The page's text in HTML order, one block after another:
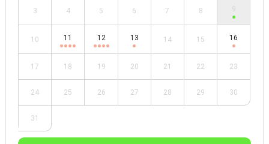
3 4 5 6 7 8 9
10 11 12 13 14 15 16
17 18 19 20 21 22 23
24 25 26 27 28 29 30
31